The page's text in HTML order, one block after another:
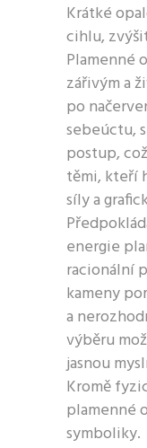
Krátké
cihlu,
Plamenné
zářivým a
po
sebeúctu,
postup,
těmi, kteří
síly a
energie
racionální
kameny
a
výběru
jasnou
Kromě
plamenné
symboliky.